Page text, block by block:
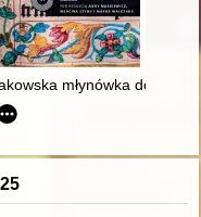
twórczości Marii
młynówka
Przed wielkim